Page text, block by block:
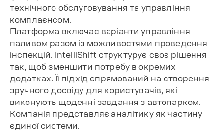
технічного обслуговування та управління
комплаєнсом.
Платформа включає варіанти управління
паливом разом із можливостями проведення
інспекцій. IntelliShift структурує своє рішення
так, щоб зменшити потребу в окремих
додатках. Її підхід спрямований на створення
зручного досвіду для користувачів, які
виконують щоденні завдання з автопарком.
Компанія представляє аналітику як частину
єдиної системи.